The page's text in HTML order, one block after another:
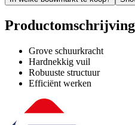
Productomschrijving
Grove schuurkracht
Hardnekkig vuil
Robuuste structuur
Efficiënt werken